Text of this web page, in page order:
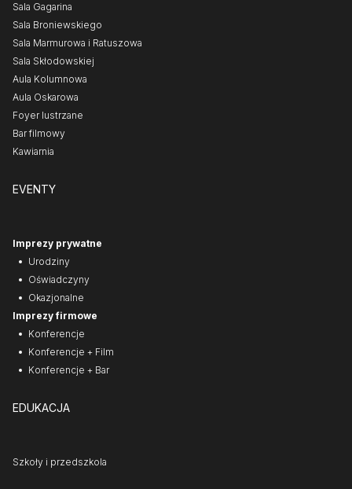
Sala Gagarina
Sala Broniewskiego
Sala Marmurowa i Ratuszowa
Sala Skłodowskiej
Aula Kolumnowa
Aula Oskarowa
Foyer lustrzane
Bar filmowy
Kawiarnia
EVENTY
Imprezy prywatne
Urodziny
Oświadczyny
Okazjonalne
Imprezy firmowe
Konferencje
Konferencje + Film
Konferencje + Bar
EDUKACJA
Szkoły i przedszkola